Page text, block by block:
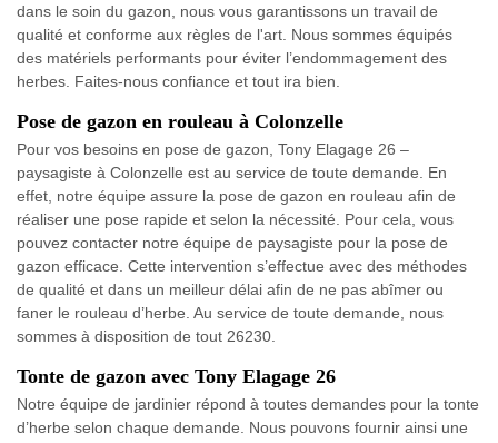
dans le soin du gazon, nous vous garantissons un travail de
qualité et conforme aux règles de l'art. Nous sommes équipés
des matériels performants pour éviter l’endommagement des
herbes. Faites-nous confiance et tout ira bien.
Pose de gazon en rouleau à Colonzelle
Pour vos besoins en pose de gazon, Tony Elagage 26 –
paysagiste à Colonzelle est au service de toute demande. En
effet, notre équipe assure la pose de gazon en rouleau afin de
réaliser une pose rapide et selon la nécessité. Pour cela, vous
pouvez contacter notre équipe de paysagiste pour la pose de
gazon efficace. Cette intervention s’effectue avec des méthodes
de qualité et dans un meilleur délai afin de ne pas abîmer ou
faner le rouleau d’herbe. Au service de toute demande, nous
sommes à disposition de tout 26230.
Tonte de gazon avec Tony Elagage 26
Notre équipe de jardinier répond à toutes demandes pour la tonte
d’herbe selon chaque demande. Nous pouvons fournir ainsi une